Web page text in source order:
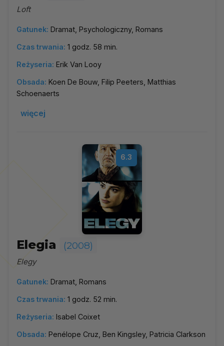
Loft
Gatunek: Dramat, Psychologiczny, Romans
Czas trwania: 1 godz. 58 min.
Reżyseria: Erik Van Looy
Obsada: Koen De Bouw, Filip Peeters, Matthias
Schoenaerts
więcej
6.3
Elegia (2008)
Elegy
Gatunek: Dramat, Romans
Czas trwania: 1 godz. 52 min.
Reżyseria: Isabel Coixet
Obsada: Penélope Cruz, Ben Kingsley, Patricia Clarkson